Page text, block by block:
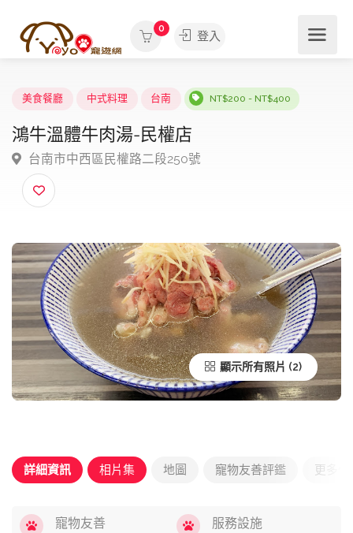
0
登入
美食餐廳 中式料理 台南 NT$200 - NT$400
鴻牛溫體牛肉湯-民權店
台南市中西區民權路二段250號
顯示所有照片
詳細資訊 相片集 地圖 寵物友善評鑑 更多優
寵物友善
服務設施